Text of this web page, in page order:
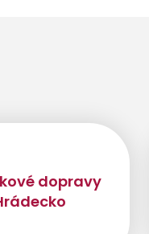
dopravy